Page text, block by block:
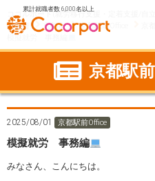
累計就職者数 6,000名以上
ココルポート(就労移行支援・定着支援/自
京都府
京都市 京都駅前Office
京
模擬就労 事務編
京都駅
2025/08/01 京都駅前Office
模擬就労 事務編
みなさん、こんにちは。